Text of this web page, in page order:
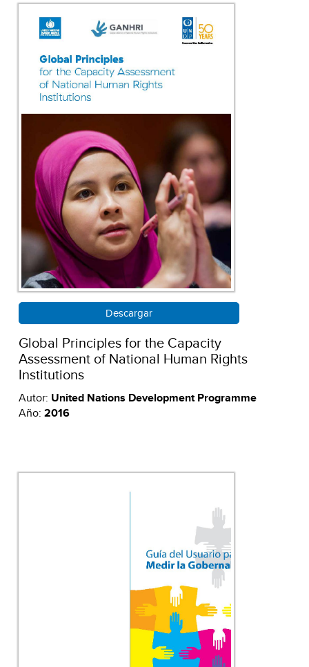
Descargar
Global Principles for the Capacity
Assessment of National Human Rights
Institutions
Autor: United Nations Development Programme
Año: 2016